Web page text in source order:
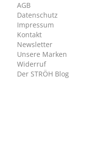
AGB
Datenschutz
Impressum
Kontakt
Newsletter
Unsere Marken
Widerruf
Der STRÖH Blog